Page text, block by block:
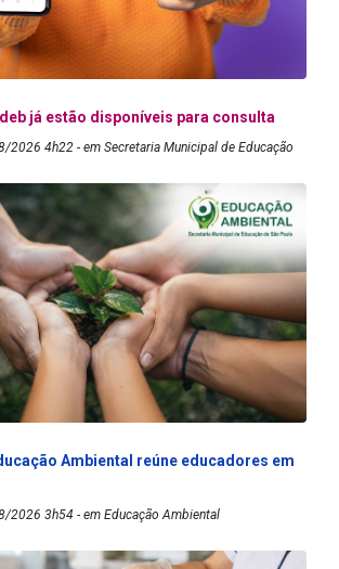
já estão disponíveis para consulta
2026 4h22 - em Secretaria Municipal de Educação
Ambiental reúne educadores em
2026 3h54 - em Educação Ambiental